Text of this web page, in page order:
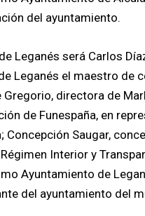
del ayuntamiento.
Leganés será Carlos
Leganés el maestro de
Gregorio, directora de
de Funespaña, en
Concepción Saugar,
Interior y
Ayuntamiento de
del ayuntamiento del